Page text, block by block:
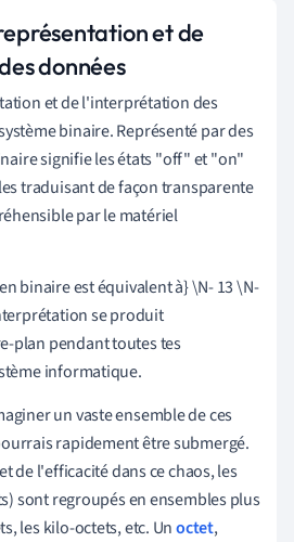
et de
données
et de l'interprétation des
binaire. Représenté par des
signifie les états "off" et "on"
traduisant de façon transparente
par le matériel
binaire est équivalent à} \N- 13 \N-
se produit
plan pendant toutes tes
informatique.
un vaste ensemble de ces
rapidement être submergé.
de l'efficacité dans ce chaos, les
sont regroupés en ensembles plus
les kilo-octets, etc. Unoctet,